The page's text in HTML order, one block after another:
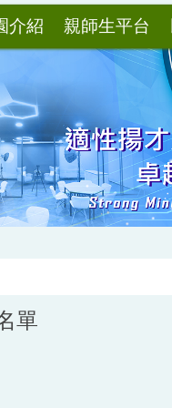
介紹 親師生平台
單